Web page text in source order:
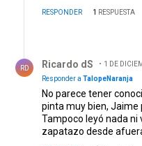
RESPONDER 1 RESPUESTA
RD Ricardo dS
1 DE
Responder a TalopeNaranja
No parece tener
pinta muy bien, Jaime
Tampoco leyó nada ni
zapatazo desde